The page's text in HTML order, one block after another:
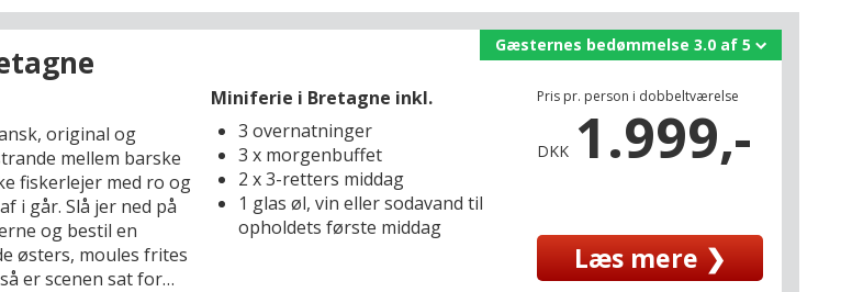
original og
mellem barske
fiskerlejer med ro og
i går. Slå jer ned på
og bestil en
østers, moules frites
er scenen sat for
Miniferie i Bretagne inkl.
3 overnatninger
3 x morgenbuffet
2 x 3-retters middag
1 glas øl, vin eller sodavand til
opholdets første middag
Pris pr. person i dobbeltværelse
DKK 1.999,-
Læs mere ❯
Gæsternes bedømmelse 3.0 af 5